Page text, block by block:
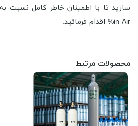
in Air% اقدام فرمائید.
محصولات مرتبط